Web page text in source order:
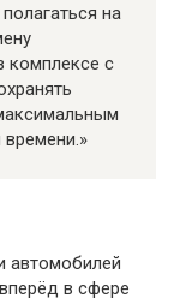
на
комплексе с
автомобилей
в сфере